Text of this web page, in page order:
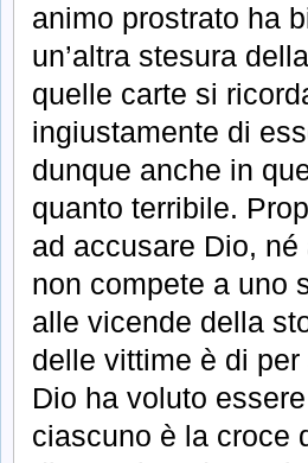
animo prostrato ha
un’altra stesura
quelle carte si
ingiustamente di
dunque anche in
quanto terribile.
ad accusare Dio,
non compete a uno
alle vicende della
delle vittime è di per
Dio ha voluto
ciascuno è la croce